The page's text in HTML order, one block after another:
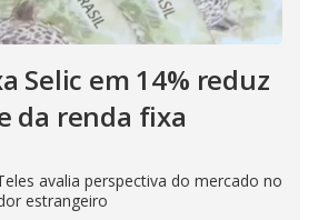
Selic em 14% reduz
da renda fixa
avalia perspectiva do mercado no
estrangeiro